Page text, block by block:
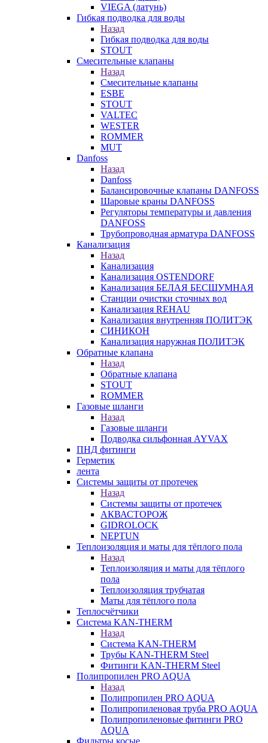
VIEGA (латунь)
Гибкая подводка для воды
Назад
Гибкая подводка для воды
STOUT
Смесительные клапаны
Назад
Смесительные клапаны
ESBE
STOUT
VALTEC
WESTER
ROMMER
MUT
Danfoss
Назад
Danfoss
Балансировочные клапаны DANFOSS
Шаровые краны DANFOSS
Регуляторы температуры и давления
DANFOSS
Трубопроводная арматура DANFOSS
Канализация
Назад
Канализация
Канализация OSTENDORF
Канализация БЕЛАЯ БЕСШУМНАЯ
Станции очистки сточных вод
Канализация REHAU
Канализация внутренняя ПОЛИТЭК
СИНИКОН
Канализация наружная ПОЛИТЭК
Обратные клапана
Назад
Обратные клапана
STOUT
ROMMER
Газовые шланги
Назад
Газовые шланги
Подводка сильфонная AYVAX
ПНД фитинги
Герметик
лента
Системы защиты от протечек
Назад
Системы защиты от протечек
АКВАСТОРОЖ
GIDROLOCK
NEPTUN
Теплоизоляция и маты для тёплого пола
Назад
Теплоизоляция и маты для тёплого
пола
Теплоизоляция трубчатая
Маты для тёплого пола
Теплосчётчики
Система KAN-THERM
Назад
Система KAN-THERM
Трубы KAN-THERM Steel
Фитинги KAN-THERM Steel
Полипропилен PRO AQUA
Назад
Полипропилен PRO AQUA
Полипропиленовая труба PRO AQUA
Полипропиленовые фитинги PRO
AQUA
Фильтры косые